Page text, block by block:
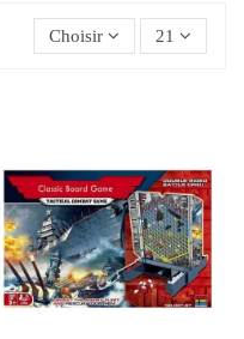
Choisir 21